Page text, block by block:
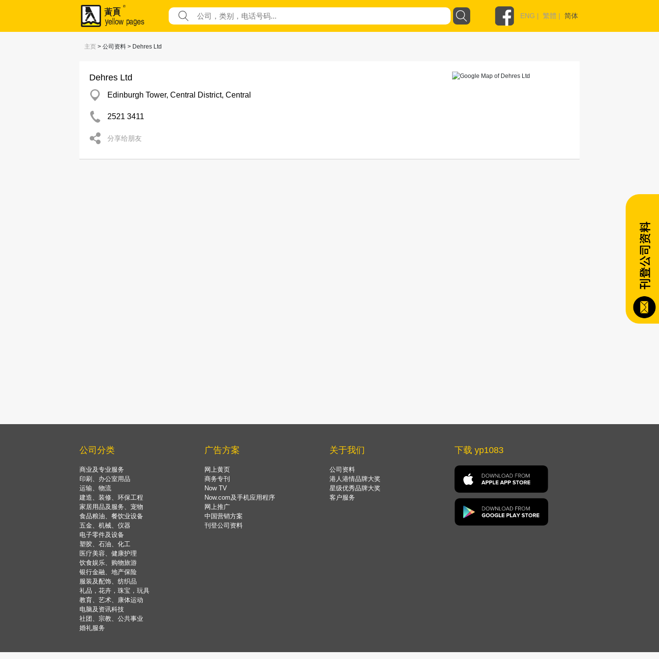
ENG | 繁體 | 简体
主页 > 公司资料 > Dehres Ltd
Dehres Ltd
Edinburgh Tower, Central District, Central
2521 3411
分享给朋友
公司分类
商业及专业服务
印刷、办公室用品
运输、物流
建造、装修、环保工程
家居用品及服务、宠物
食品粮油、餐饮业设备
五金、机械、仪器
电子零件及设备
塑胶、石油、化工
医疗美容、健康护理
饮食娱乐、购物旅游
银行金融、地产保险
服装及配饰、纺织品
礼品，花卉，珠宝，玩具
教育、艺术、康体运动
电脑及资讯科技
社团、宗教、公共事业
婚礼服务
广告方案
网上黄页
商务专刊
Now TV
Now.com及手机应用程序
网上推广
中国营销方案
刊登公司资料
关于我们
公司资料
港人港情品牌大奖
星级优秀品牌大奖
客户服务
下载 yp1083